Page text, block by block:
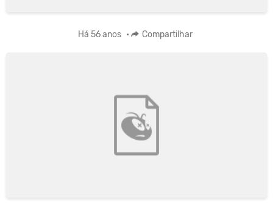
Há 56 anos • Compartilhar